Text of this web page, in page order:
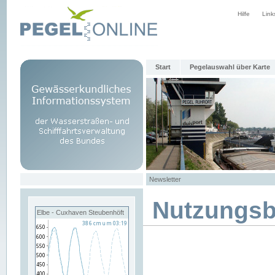
Hilfe
Start Pegelauswahl über Karte
Newsletter
Elbe - Cuxhaven Steubenhöft